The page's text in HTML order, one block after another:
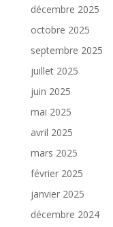
décembre 2025
octobre 2025
septembre 2025
juillet 2025
juin 2025
mai 2025
avril 2025
mars 2025
février 2025
janvier 2025
décembre 2024